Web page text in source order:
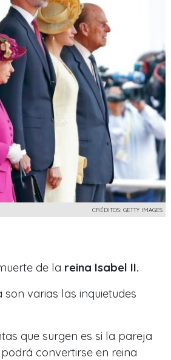
CRÉDITOS: GETTY IMAGES
de la reina Isabel II.
varias las inquietudes
que surgen es si la pareja
podrá convertirse en reina